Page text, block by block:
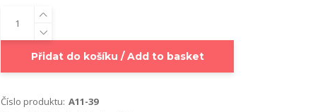
Přidat do košíku / Add to basket
Číslo produktu: A11-39